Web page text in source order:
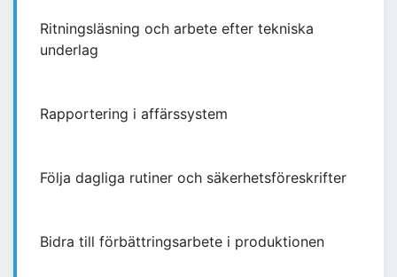
Ritningsläsning och arbete efter tekniska
underlag
Rapportering i affärssystem
Följa dagliga rutiner och säkerhetsföreskrifter
Bidra till förbättringsarbete i produktionen